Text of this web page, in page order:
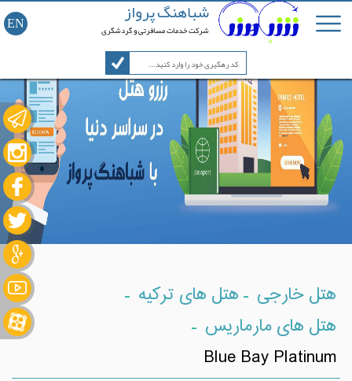
EN شباهنگ پرواز
شرکت خدمات مسافرتی و گردشگری
هتل خارجی -هتل های ترکیه -
هتل های مارماریس -
Blue Bay Platinum